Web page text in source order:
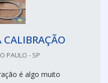
PAULO - SP
é algo muito